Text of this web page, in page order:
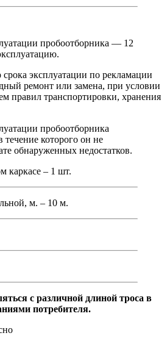
пробоотборника — 12
эксплуатации по рекламации
ремонт или замена, при условии
правил транспортировки, хранения
пробоотборника
течение которого он не
обнаруженных недостатков.
каркасе – 1 шт.
м. – 10 м.
с различной длиной троса в
потребителя.